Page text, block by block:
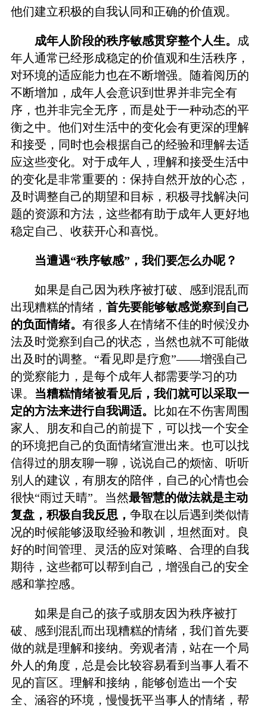
他们建立积极的自我认同和正确的价值观。
成年人阶段的秩序敏感贯穿整个人生。 成
年人通常已经形成稳定的价值观和生活秩序，
对环境的适应能力也在不断增强。随着阅历的
不断增加，成年人会意识到世界并非完全有
序，也并非完全无序，而是处于一种动态的平
衡之中。他们对生活中的变化会有更深的理解
和接受，同时也会根据自己的经验和理解去适
应这些变化。对于成年人，理解和接受生活中
的变化是非常重要的：保持自然开放的心态，
及时调整自己的期望和目标，积极寻找解决问
题的资源和方法，这些都有助于成年人更好地
稳定自己、收获开心和喜悦。
当遭遇“秩序敏感”，我们要怎么办呢？
如果是自己因为秩序被打破、感到混乱而
出现糟糕的情绪， 首先要能够敏感觉察到自己
的负面情绪。 有很多人在情绪不佳的时候没办
法及时觉察到自己的状态，当然也就不可能做
出及时的调整。“看见即是疗愈”——增强自己
的觉察能力，是每个成年人都需要学习的功
课。 当糟糕情绪被看见后，我们就可以采取一
定的方法来进行自我调适。
比如在不伤害周围
家人、朋友和自己的前提下，可以找一个安全
的环境把自己的负面情绪宣泄出来。也可以找
信得过的朋友聊一聊，说说自己的烦恼、听听
别人的建议，有朋友的陪伴，自己的心情也会
很快“雨过天晴”。当然最智慧的做法就是主动
复盘，积极自我反思， 争取在以后遇到类似情
况的时候能够汲取经验和教训，坦然面对。良
好的时间管理、灵活的应对策略、合理的自我
期待，这些都可以帮到自己，增强自己的安全
感和掌控感。
如果是自己的孩子或朋友因为秩序被打
破、感到混乱而出现糟糕的情绪，我们首先要
做的就是理解和接纳。旁观者清，站在一个局
外人的角度，总是会比较容易看到当事人看不
见的盲区。理解和接纳，能够创造出一个安
全、涵容的环境，慢慢抚平当事人的情绪，帮